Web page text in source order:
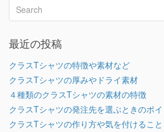
最近の投稿
クラスTシャツの特徴や素材など
クラスTシャツの厚みやドライ素材
４種類のクラスTシャツの素材の特徴
クラスTシャツの発注先を選ぶときのポ
クラスTシャツの作り方や気を付けること